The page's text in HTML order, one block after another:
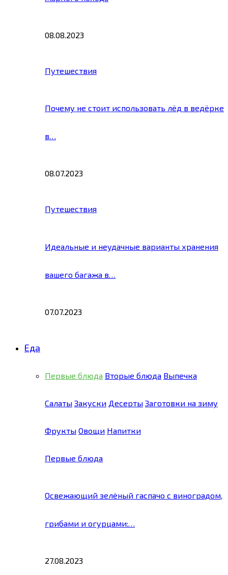
08.08.2023
Путешествия
Почему не стоит использовать лёд в ведёрке
в…
08.07.2023
Путешествия
Идеальные и неудачные варианты хранения
вашего багажа в…
07.07.2023
Еда
Первые блюда Вторые блюда Выпечка
Салаты Закуски Десерты Заготовки на зиму
Фрукты Овощи Напитки
Первые блюда
Освежающий зелёный гаспачо с виноградом,
грибами и огурцами:…
27.08.2023